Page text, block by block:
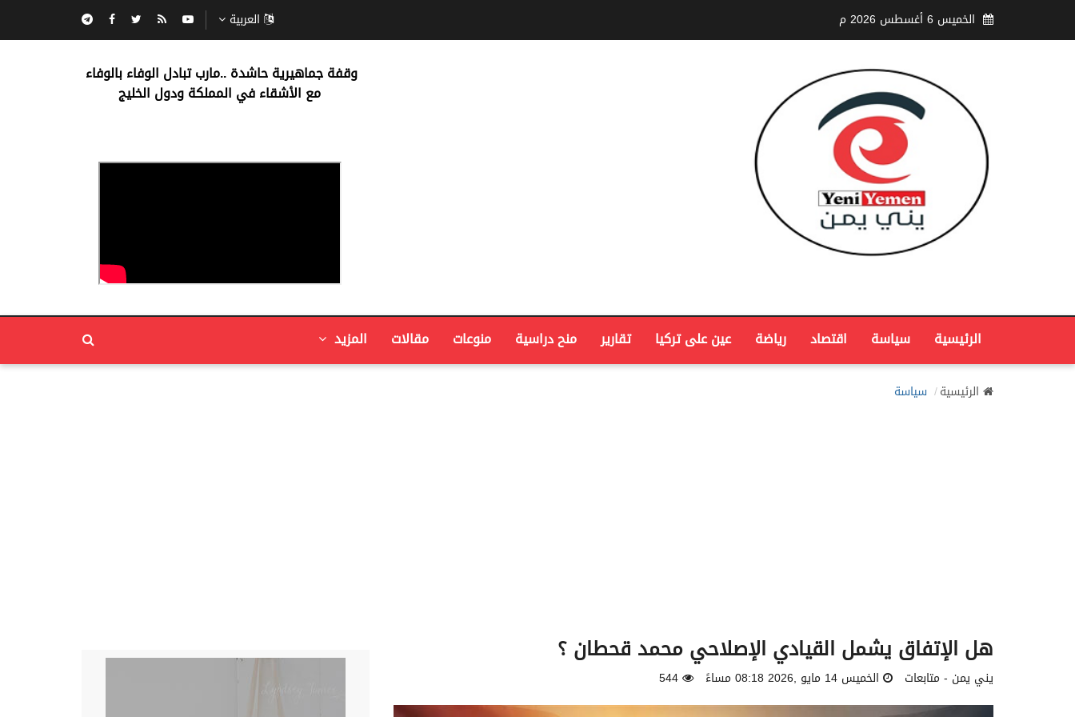
الخميس 6 أغسطس 2026 م العربية
‏وقفة جماهيرية حاشدة ..مارب ‏تبادل الوفاء بالوفاء ‏
مع الأشقاء في المملكة ودول الخليج
الرئيسية سياسة اقتصاد رياضة عين على تركيا تقارير منح دراسية منوعات مقالات المزيد
الرئيسية سياسة
هل الإتفاق يشمل القيادي الإصلاحي محمد قحطان ؟
يني يمن - متابعات الخميس 14 مايو ,2026 08:18 مساءً 544